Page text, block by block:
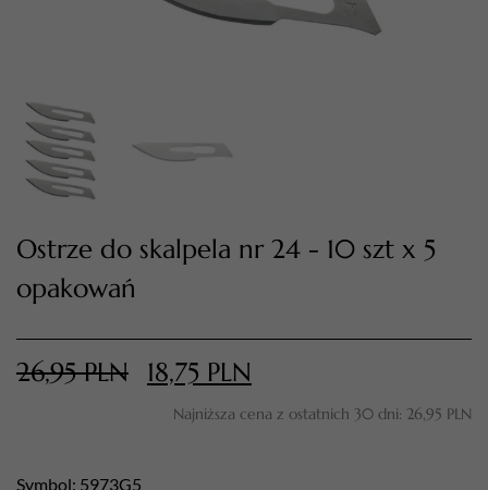
PRZEJDŹ DO KOSZYKA
Ostrze do skalpela nr 24 - 10 szt x 5
opakowań
26,95PLN 18,75 PLN
Najniższa cena z ostatnich 30 dni: 26,95 PLN
Symbol: 5973G5